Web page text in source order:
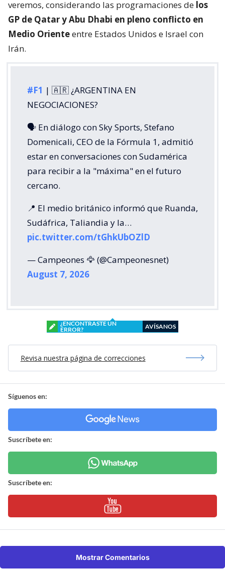
veremos, considerando las programaciones de los
GP de Qatar y Abu Dhabi en pleno conflicto en
Medio Orienteentre Estados Unidos e Israel con
Irán.
#F1 | 🇦🇷 ¿ARGENTINA EN
NEGOCIACIONES?
🗣️ En diálogo con Sky Sports, Stefano
Domenicali, CEO de la Fórmula 1, admitió
estar en conversaciones con Sudamérica
para recibir a la "máxima" en el futuro
cercano.
📍 El medio británico informó que Ruanda,
Sudáfrica, Taliandia y la…
pic.twitter.com/tGhkUbOZlD
— Campeones 🦅 (@Campeonesnet)
August 7, 2026
¿ENCONTRASTE UN
ERROR?
AVÍSANOS
Revisa nuestra página de correcciones
Síguenos en:
Suscríbete en:
Suscríbete en:
Mostrar Comentarios